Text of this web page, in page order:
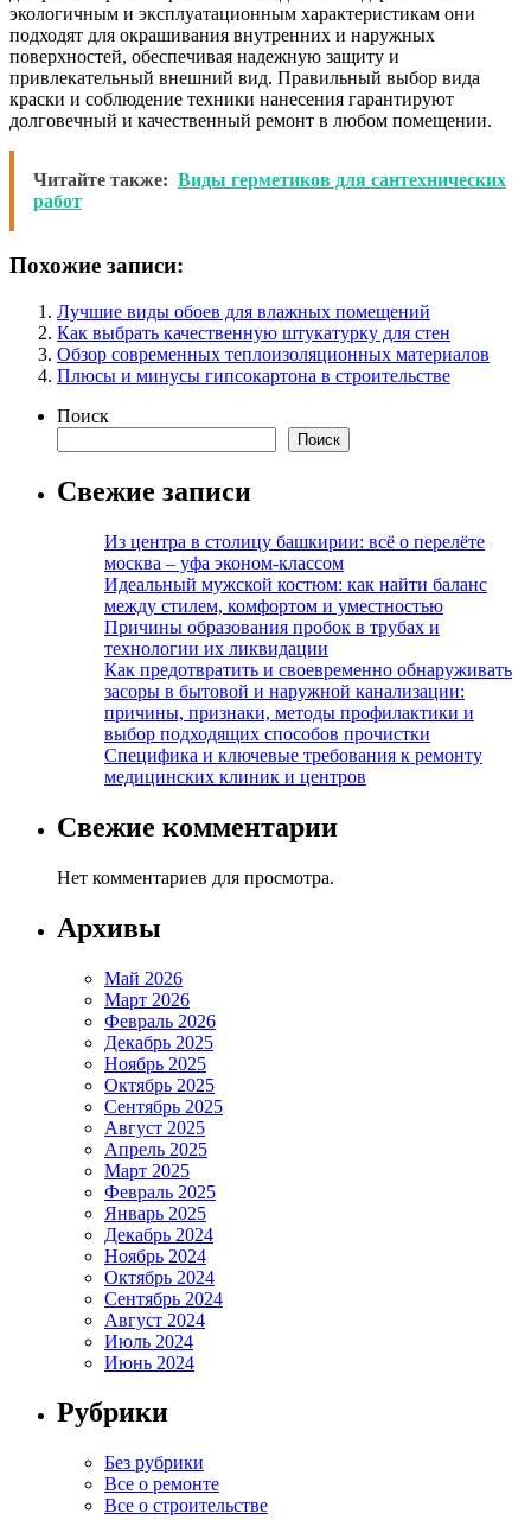
экологичным и эксплуатационным характеристикам они
подходят для окрашивания внутренних и наружных
поверхностей, обеспечивая надежную защиту и
привлекательный внешний вид. Правильный выбор вида
краски и соблюдение техники нанесения гарантируют
долговечный и качественный ремонт в любом помещении.
Читайте также: Виды герметиков для сантехнических
работ
Похожие записи:
Лучшие виды обоев для влажных помещений
Как выбрать качественную штукатурку для стен
Обзор современных теплоизоляционных материалов
Плюсы и минусы гипсокартона в строительстве
Поиск
Поиск
Свежие записи
Из центра в столицу башкирии: всё о перелёте
москва – уфа эконом-классом
Идеальный мужской костюм: как найти баланс
между стилем, комфортом и уместностью
Причины образования пробок в трубах и
технологии их ликвидации
Как предотвратить и своевременно обнаруживать
засоры в бытовой и наружной канализации:
причины, признаки, методы профилактики и
выбор подходящих способов прочистки
Специфика и ключевые требования к ремонту
медицинских клиник и центров
Свежие комментарии
Нет комментариев для просмотра.
Архивы
Май 2026
Март 2026
Февраль 2026
Декабрь 2025
Ноябрь 2025
Октябрь 2025
Сентябрь 2025
Август 2025
Апрель 2025
Март 2025
Февраль 2025
Январь 2025
Декабрь 2024
Ноябрь 2024
Октябрь 2024
Сентябрь 2024
Август 2024
Июль 2024
Июнь 2024
Рубрики
Без рубрики
Все о ремонте
Все о строительстве